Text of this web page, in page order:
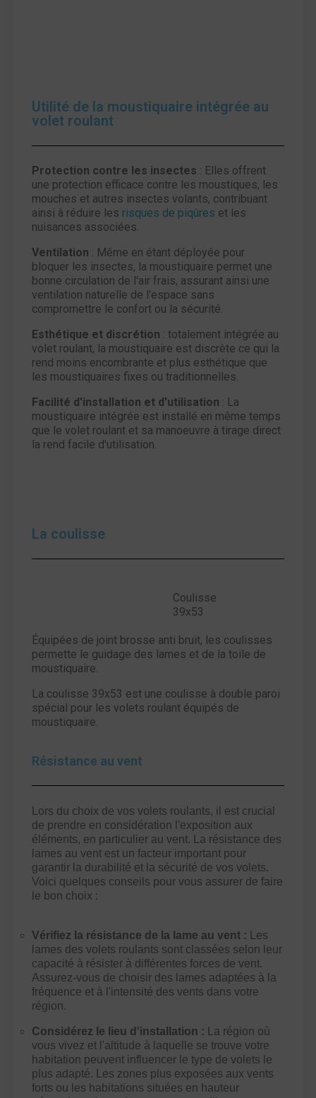
Utilité de la moustiquaire intégrée au
volet roulant
Protection contre les insectes : Elles offrent
une protection efficace contre les moustiques, les
mouches et autres insectes volants, contribuant
ainsi à réduire les risques de piqûres et les
nuisances associées.
Ventilation : Même en étant déployée pour
bloquer les insectes, la moustiquaire permet une
bonne circulation de l'air frais, assurant ainsi une
ventilation naturelle de l'espace sans
compromettre le confort ou la sécurité.
Esthétique et discrétion : totalement intégrée au
volet roulant, la moustiquaire est discrète ce qui la
rend moins encombrante et plus esthétique que
les moustiquaires fixes ou traditionnelles.
Facilité d'installation et d'utilisation : La
moustiquaire intégrée est installé en même temps
que le volet roulant et sa manoeuvre à tirage direct
la rend facile d'utilisation.
La coulisse
Coulisse
39x53
Équipées de joint brosse anti bruit, les coulisses
permette le guidage des lames et de la toile de
moustiquaire.
La coulisse 39x53 est une coulisse à double paroi
spécial pour les volets roulant équipés de
moustiquaire.
Résistance au vent
Lors du choix de vos volets roulants, il est crucial
de prendre en considération l'exposition aux
éléments, en particulier au vent. La résistance des
lames au vent est un facteur important pour
garantir la durabilité et la sécurité de vos volets.
Voici quelques conseils pour vous assurer de faire
le bon choix :
Vérifiez la résistance de la lame au vent : Les
lames des volets roulants sont classées selon leur
capacité à résister à différentes forces de vent.
Assurez-vous de choisir des lames adaptées à la
fréquence et à l'intensité des vents dans votre
région.
Considérez le lieu d'installation : La région où
vous vivez et l'altitude à laquelle se trouve votre
habitation peuvent influencer le type de volets le
plus adapté. Les zones plus exposées aux vents
forts ou les habitations situées en hauteur